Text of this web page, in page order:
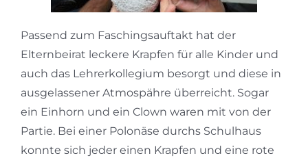
Passend zum Faschingsauftakt hat der
Elternbeirat leckere Krapfen für alle Kinder und
auch das Lehrerkollegium besorgt und diese in
ausgelassener Atmospähre überreicht. Sogar
ein Einhorn und ein Clown waren mit von der
Partie. Bei einer Polonäse durchs Schulhaus
konnte sich jeder einen Krapfen und eine rote